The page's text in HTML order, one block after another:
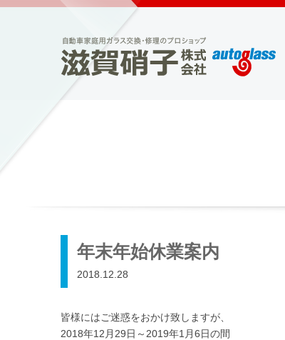
年末年始休業案内
2018.12.28
皆様にはご迷惑をおかけ致しますが、
2018年12月29日～2019年1月6日の間